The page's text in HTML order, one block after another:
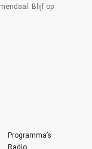
Blijf op
Programma’s
Radio